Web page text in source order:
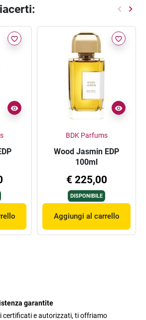
favorite_border favorite_border
BDK Parfums
Wood Jasmin EDP
100ml
€ 225,00
DISPONIBILE
Aggiungi al carrello
garantite
certificati e autorizzati, ti offriamo